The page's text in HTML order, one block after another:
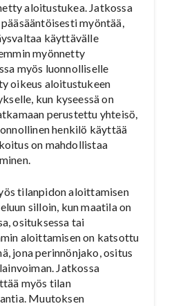
aloitustukea. Jatkossa
myöntää,
käyttävälle
myönnetty
myös luonnolliselle
oikeus aloitustukeen
kun kyseessä on
perustettu yhteisö,
henkilö käyttää
on mahdollistaa
tilanpidon aloittamisen
silloin, kun maatila on
osituksessa tai
aloittamisen on katsottu
jona perinnönjako, ositus
Jatkossa
myös tilan
Muutoksen